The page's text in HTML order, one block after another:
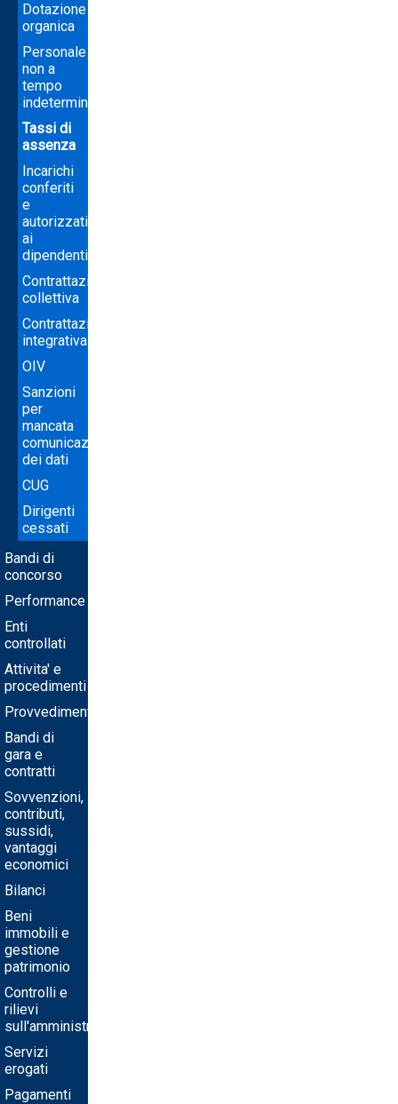
Dotazione
organica
Personale
non a
tempo
indeterminato
Tassi di
assenza
Incarichi
conferiti
e
autorizzati
ai
dipendenti
Contrattazione
collettiva
Contrattazione
integrativa
OIV
Sanzioni
per
mancata
comunicazione
dei dati
CUG
Dirigenti
cessati
Bandi di
concorso
Performance
Enti
controllati
Attivita' e
procedimenti
Provvedimenti
Bandi di
gara e
contratti
Sovvenzioni,
contributi,
sussidi,
vantaggi
economici
Bilanci
Beni
immobili e
gestione
patrimonio
Controlli e
rilievi
sull'amministrazione
Servizi
erogati
Pagamenti